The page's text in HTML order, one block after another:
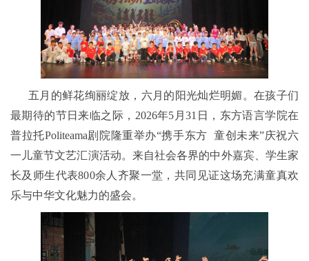
五月的鲜花绚丽绽放，六月的阳光灿烂明媚。在孩子们
最期待的节日来临之际，2026年5月31日，东方语言学院在
普拉托Politeama剧院隆重举办“携手东方 童创未来”庆祝六
一儿童节文艺汇演活动。来自社会各界的中外嘉宾、学生家
长及师生代表800余人齐聚一堂，共同见证这场充满童真欢
乐与中华文化魅力的盛会。